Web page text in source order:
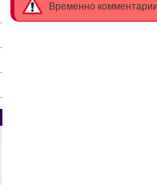
Временно